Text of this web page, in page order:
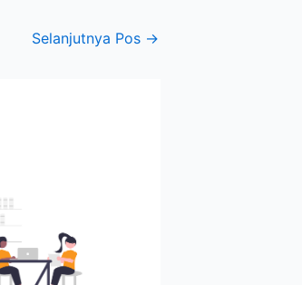
Selanjutnya Pos →